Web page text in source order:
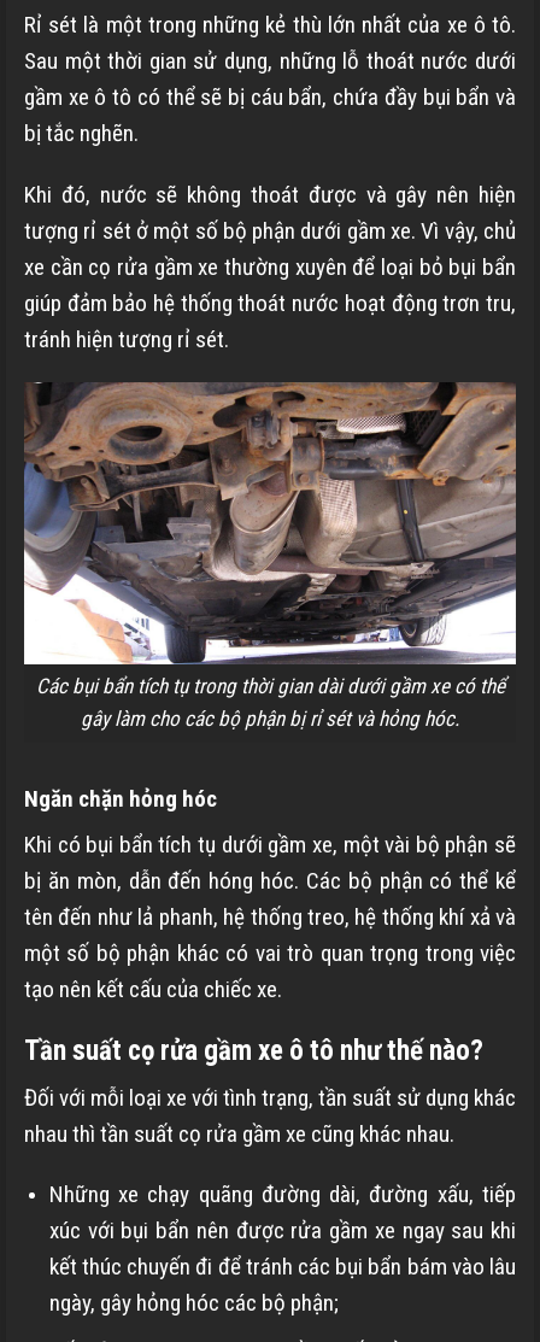
Rỉ sét là một trong những kẻ thù lớn nhất của xe ô tô.
Sau một thời gian sử dụng, những lỗ thoát nước dưới
gầm xe ô tô có thể sẽ bị cáu bẩn, chứa đầy bụi bẩn và
bị tắc nghẽn.
Khi đó, nước sẽ không thoát được và gây nên hiện
tượng rỉ sét ở một số bộ phận dưới gầm xe. Vì vậy, chủ
xe cần cọ rửa gầm xe thường xuyên để loại bỏ bụi bẩn
giúp đảm bảo hệ thống thoát nước hoạt động trơn tru,
tránh hiện tượng rỉ sét.
Các bụi bẩn tích tụ trong thời gian dài dưới gầm xe có thể
gây làm cho các bộ phận bị rỉ sét và hỏng hóc.
Ngăn chặn hỏng hóc
Khi có bụi bẩn tích tụ dưới gầm xe, một vài bộ phận sẽ
bị ăn mòn, dẫn đến hóng hóc. Các bộ phận có thể kể
tên đến như lả phanh, hệ thống treo, hệ thống khí xả và
một số bộ phận khác có vai trò quan trọng trong việc
tạo nên kết cấu của chiếc xe.
Tần suất cọ rửa gầm xe ô tô như thế nào?
Đối với mỗi loại xe với tình trạng, tần suất sử dụng khác
nhau thì tần suất cọ rửa gầm xe cũng khác nhau.
Những xe chạy quãng đường dài, đường xấu, tiếp
xúc với bụi bẩn nên được rửa gầm xe ngay sau khi
kết thúc chuyến đi để tránh các bụi bẩn bám vào lâu
ngày, gây hỏng hóc các bộ phận;